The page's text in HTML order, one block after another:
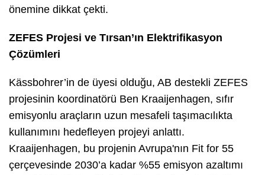
önemine dikkat çekti.
ZEFES Projesi ve Tırsan’ın Elektrifikasyon
Çözümleri
Kässbohrer’in de üyesi olduğu, AB destekli ZEFES
projesinin koordinatörü Ben Kraaijenhagen, sıfır
emisyonlu araçların uzun mesafeli taşımacılıkta
kullanımını hedefleyen projeyi anlattı.
Kraaijenhagen, bu projenin Avrupa'nın Fit for 55
çerçevesinde 2030’a kadar %55 emisyon azaltımı